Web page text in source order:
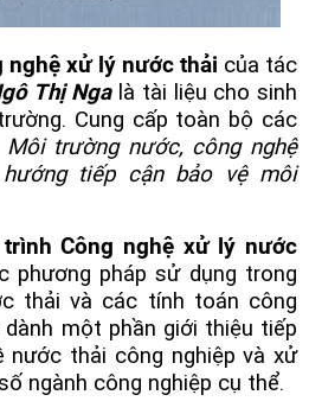
nghệ xử lý nước thải của tác
Thị Nga là tài liệu cho sinh
Cung cấp toàn bộ các
Môi trường nước, công nghệ
tiếp cận bảo vệ môi
trình Công nghệ xử lý nước
phương pháp sử dụng trong
thải và các tính toán công
dành một phần giới thiệu tiếp
nước thải công nghiệp và xử
ngành công nghiệp cụ thể.